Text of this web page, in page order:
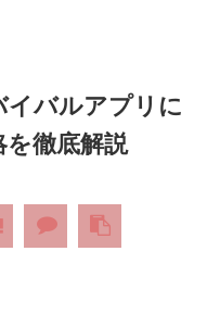
イバルアプリに
を徹底解説